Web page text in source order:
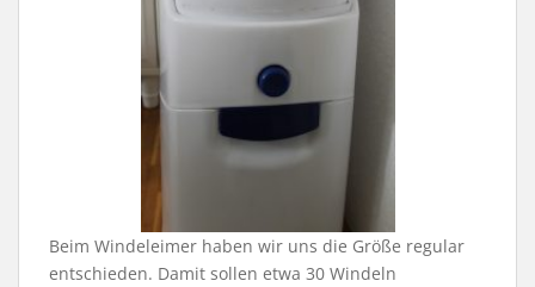
Beim Windeleimer haben wir uns die Größe regular
entschieden. Damit sollen etwa 30 Windeln